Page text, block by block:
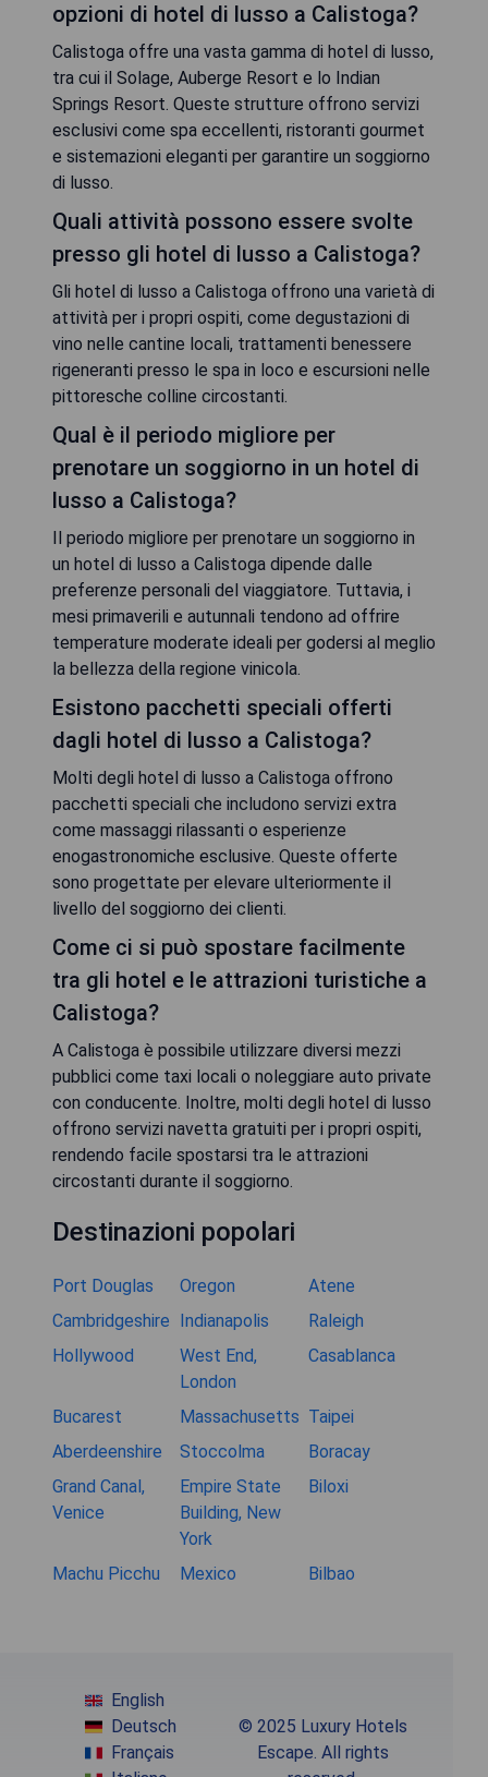
opzioni di hotel di lusso a Calistoga?
Calistoga offre una vasta gamma di hotel di lusso,
tra cui il Solage, Auberge Resort e lo Indian
Springs Resort. Queste strutture offrono servizi
esclusivi come spa eccellenti, ristoranti gourmet
e sistemazioni eleganti per garantire un soggiorno
di lusso.
Quali attività possono essere svolte
presso gli hotel di lusso a Calistoga?
Gli hotel di lusso a Calistoga offrono una varietà di
attività per i propri ospiti, come degustazioni di
vino nelle cantine locali, trattamenti benessere
rigeneranti presso le spa in loco e escursioni nelle
pittoresche colline circostanti.
Qual è il periodo migliore per
prenotare un soggiorno in un hotel di
lusso a Calistoga?
Il periodo migliore per prenotare un soggiorno in
un hotel di lusso a Calistoga dipende dalle
preferenze personali del viaggiatore. Tuttavia, i
mesi primaverili e autunnali tendono ad offrire
temperature moderate ideali per godersi al meglio
la bellezza della regione vinicola.
Esistono pacchetti speciali offerti
dagli hotel di lusso a Calistoga?
Molti degli hotel di lusso a Calistoga offrono
pacchetti speciali che includono servizi extra
come massaggi rilassanti o esperienze
enogastronomiche esclusive. Queste offerte
sono progettate per elevare ulteriormente il
livello del soggiorno dei clienti.
Come ci si può spostare facilmente
tra gli hotel e le attrazioni turistiche a
Calistoga?
A Calistoga è possibile utilizzare diversi mezzi
pubblici come taxi locali o noleggiare auto private
con conducente. Inoltre, molti degli hotel di lusso
offrono servizi navetta gratuiti per i propri ospiti,
rendendo facile spostarsi tra le attrazioni
circostanti durante il soggiorno.
Destinazioni popolari
Port Douglas Oregon
Atene
Cambridgeshire Indianapolis
Raleigh
Hollywood
West End,
London
Casablanca
Bucarest Massachusetts Taipei
Aberdeenshire
Stoccolma
Boracay
Grand Canal,
Venice
Empire State
Building, New
York
Biloxi
Machu Picchu Mexico Bilbao
English
Deutsch
Français
© 2025 Luxury Hotels
Escape. All rights